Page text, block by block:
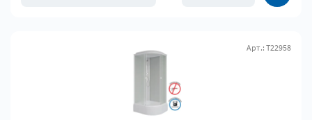
Арт.: Т22958